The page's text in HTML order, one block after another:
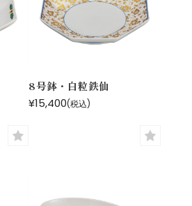
8号鉢・白粒鉄仙
¥15,400(税込)